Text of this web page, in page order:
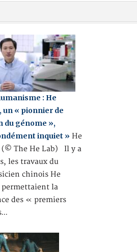
: He
un « pionnier de
du génome »,
inquiet » He
(© The He Lab) Il y a
les travaux du
chinois He
permettaient la
des « premiers